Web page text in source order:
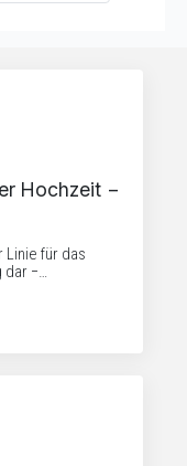
Hochzeit −
Linie für das
dar −…